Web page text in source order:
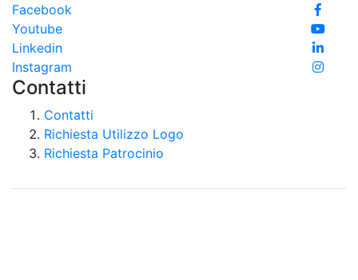
Facebook
Youtube
Linkedin
Instagram
Contatti
Contatti
Richiesta Utilizzo Logo
Richiesta Patrocinio